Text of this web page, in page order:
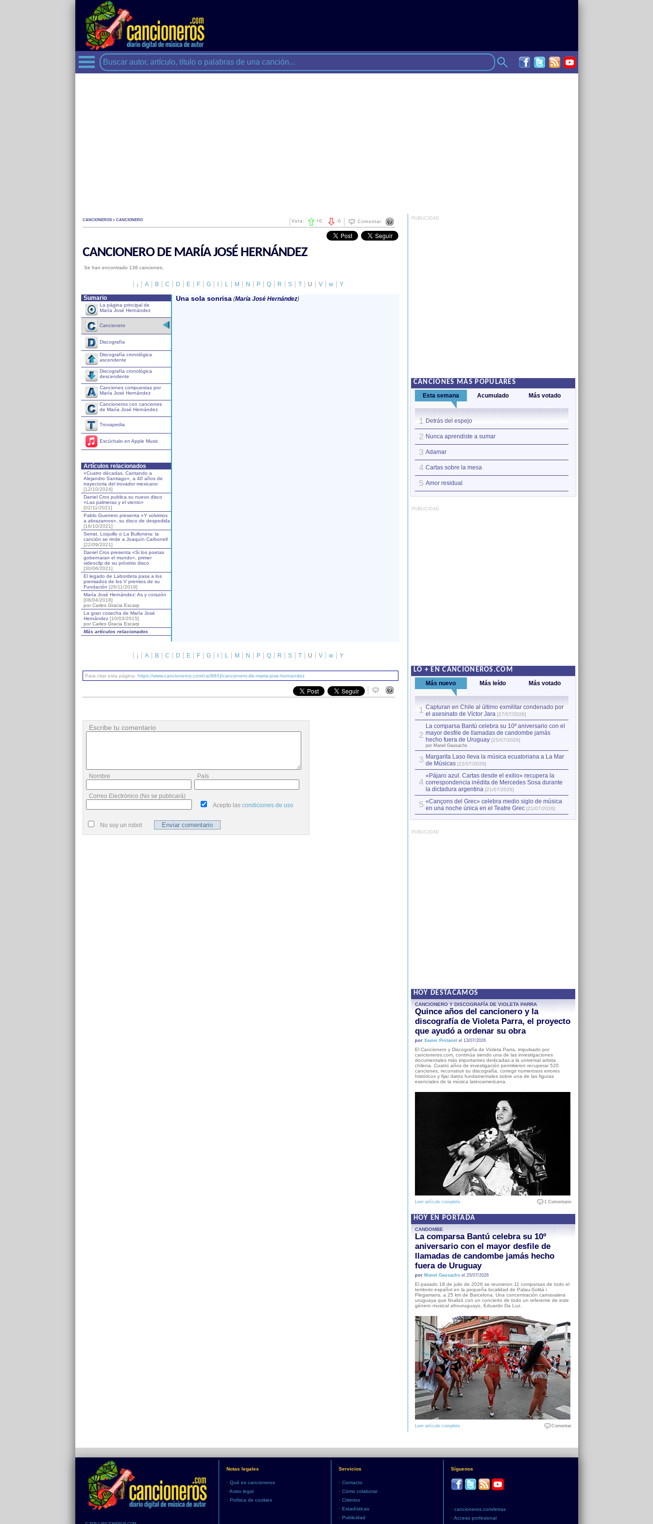
CANCIONEROS > CANCIONERO Comentar
-0
Vota: +0
CANCIONERO DE MARÍA JOSÉ HERNÁNDEZ
Se han encontrado 136 canciones.
¡ A B C D E F G L M N P Q R S T U V w
Y
Sumario
La página principal de
María José Hernández
Cancionero
Discografía
Discografía cronológica
ascendente
Discografía cronológica
descendente
Canciones compuestas por
María José Hernández
Cancioneros con canciones
de María José Hernández
Trovapedia
Escúchalo en Apple Music
Artículos relacionados
«Cuatro décadas, Cantando a
Alejandro Santiago», a 40 años de
trayectoria del trovador mexicano
[12/10/2024]
Daniel Cros publica su nuevo disco
«Las palmeras y el viento»
[02/11/2021]
Pablo Guerrero presenta «Y volvimos
a abrazarnos», su disco de despedida
[16/10/2021]
Serrat, Loquillo o La Bullonera: la
canción se rinde a Joaquín Carbonell
[22/09/2021]
Daniel Cros presenta «Si los poetas
gobernaran el mundo», primer
videoclip de su próximo disco
[30/06/2021]
El legado de Labordeta pasa a los
premiados de los V premios de su
Fundación [26/11/2019]
María José Hernández: As y corazón
[08/04/2018]
por Carles Gracia Escarp
La gran cosecha de María José
Hernández [10/03/2015]
por Carles Gracia Escarp
Más artículos relacionados
Una sola sonrisa (María José Hernández)
¡ A B C D E F G L M N P Q R S T U V w Y
Para citar esta página: https://www.cancioneros.com/ca/88/U/cancionero-de-maria-jose-hernandez
Escribe tu comentario
Nombre País
Correo Electrónico (No se publicará)
Acepto las condiciones de uso
No soy un robot
PUBLICIDAD
CANCIONES MÁS POPULARES
Esta semana Acumulado Más votado
1 Detrás del espejo
2 Nunca aprendiste a sumar
3 Adamar
4 Cartas sobre la mesa
5 Amor residual
PUBLICIDAD
LO + EN CANCIONEROS.COM
Más nuevo Más leído Más votado
1 Capturan en Chile al último exmilitar condenado por
el asesinato de Víctor Jara [27/07/2026]
2
La comparsa Bantú celebra su 10º aniversario con el
mayor desfile de llamadas de candombe jamás
hecho fuera de Uruguay [25/07/2026]
por Manel Gausachs
3 Margarita Laso lleva la música ecuatoriana a La Mar
de Músicas [22/07/2026]
4
«Pájaro azul. Cartas desde el exilio» recupera la
correspondencia inédita de Mercedes Sosa durante
la dictadura argentina [21/07/2026]
5 «Cançons del Grec» celebra medio siglo de música
en una noche única en el Teatre Grec [21/07/2026]
PUBLICIDAD
HOY DESTACAMOS
CANCIONERO Y DISCOGRAFÍA DE VIOLETA PARRA
Quince años del cancionero y la
discografía de Violeta Parra, el proyecto
que ayudó a ordenar su obra
por Xavier Pintanel el 13/07/2026
El Cancionero y Discografía de Violeta Parra, impulsado por
cancioneros.com, continúa siendo una de las investigaciones
documentales más importantes dedicadas a la universal artista
chilena. Cuatro años de investigación permitieron recuperar 520
canciones, reconstruir su discografía, corregir numerosos errores
históricos y fijar datos fundamentales sobre una de las figuras
esenciales de la música latinoamericana.
Leer artículo completo 1 Comentario
HOY EN PORTADA
CANDOMBE
La comparsa Bantú celebra su 10º
aniversario con el mayor desfile de
llamadas de candombe jamás hecho
fuera de Uruguay
por Manel Gausachsel 25/07/2026
El pasado 18 de julio de 2026 se reunieron 11 comparsas de todo el
territorio español en la pequeña localidad de Palau-Solità i
Plegamans, a 25 km de Barcelona. Una concentración carnavalera
uruguaya que finalizó con un concierto de todo un referente de este
género musical afrouruguayo, Eduardo Da Luz.
Leer artículo completo Comentar
Notas legales
• Qué es cancioneros
• Aviso legal
• Política de cookies
Servicios
• Contacto
• Cómo colaborar
• Criterios
• Estadísticas
• Publicidad
Síguenos
• cancioneros.com/letras
• Acceso profesional